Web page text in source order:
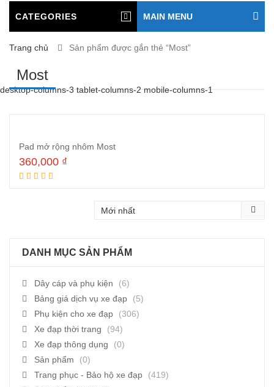
CATEGORIES MAIN MENU
Trang chủ Sản phẩm được gắn thẻ “Most”
Most
desktop-columns-3 tablet-columns-2 mobile-columns-1
Pad mở rộng nhôm Most
360,000 ₫
DANH MỤC SẢN PHẨM
Dây cáp và phụ kiện
(6)
Bảng giá dịch vụ xe đạp
(5)
Phụ kiện cho xe đạp
(306)
Xe đạp thời trang
(94)
Xe đạp thông dụng
(0)
Sản phẩm
(0)
Trang phục - Bảo hộ xe đạp
(419)